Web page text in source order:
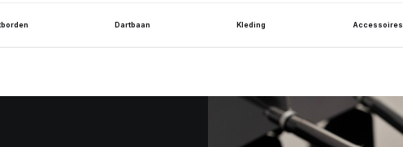
Dartbaan Kleding Accessoires